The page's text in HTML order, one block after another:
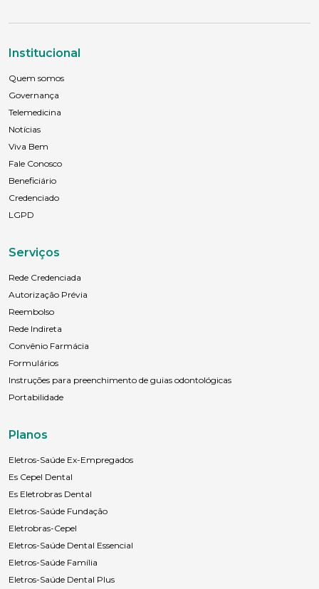
Institucional
Quem somos
Governança
Telemedicina
Notícias
Viva Bem
Fale Conosco
Beneficiário
Credenciado
LGPD
Serviços
Rede Credenciada
Autorização Prévia
Reembolso
Rede Indireta
Convênio Farmácia
Formulários
Instruções para preenchimento de guias odontológicas
Portabilidade
Planos
Eletros-Saúde Ex-Empregados
Es Cepel Dental
Es Eletrobras Dental
Eletros-Saúde Fundação
Eletrobras-Cepel
Eletros-Saúde Dental Essencial
Eletros-Saúde Família
Eletros-Saúde Dental Plus